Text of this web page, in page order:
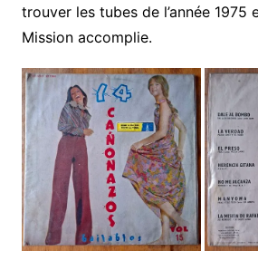
trouver les tubes de l’année 1975
Mission accomplie.